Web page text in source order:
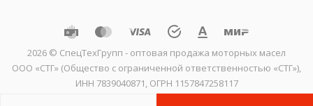
2026 © CпецТехГрупп - оптовая продажа моторных масел
ООО «СТГ» (Общество с ограниченной ответственностью «СТГ»),
ИНН 7839040871, ОГРН 1157847258117